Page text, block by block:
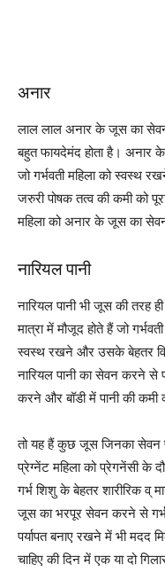
अनार
लाल लाल अनार के जूस का सेवन
बहुत फायदेमंद होता है। अनार
जो गर्भवती महिला को स्वस्थ
जरुरी पोषक तत्व की कमी को
महिला को अनार के जूस का
नारियल पानी
नारियल पानी भी जूस की तरह
मात्रा में मौजूद होते हैं जो
स्वस्थ रखने और उसके बेहतर
नारियल पानी का सेवन करने से
करने और बॉडी में पानी की कमी
तो यह हैं कुछ जूस जिनका सेवन
प्रेग्नेंट महिला को प्रेगनेंसी के
गर्भ शिशु के बेहतर शारीरिक व्
जूस का भरपूर सेवन करने से
पर्यापत बनाए रखने में भी मदद
चाहिए की दिन में एक या दो